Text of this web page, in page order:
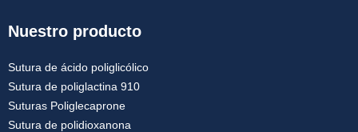
Nuestro producto
Sutura de ácido poliglicólico
Sutura de poliglactina 910
Suturas Poliglecaprone
Sutura de polidioxanona